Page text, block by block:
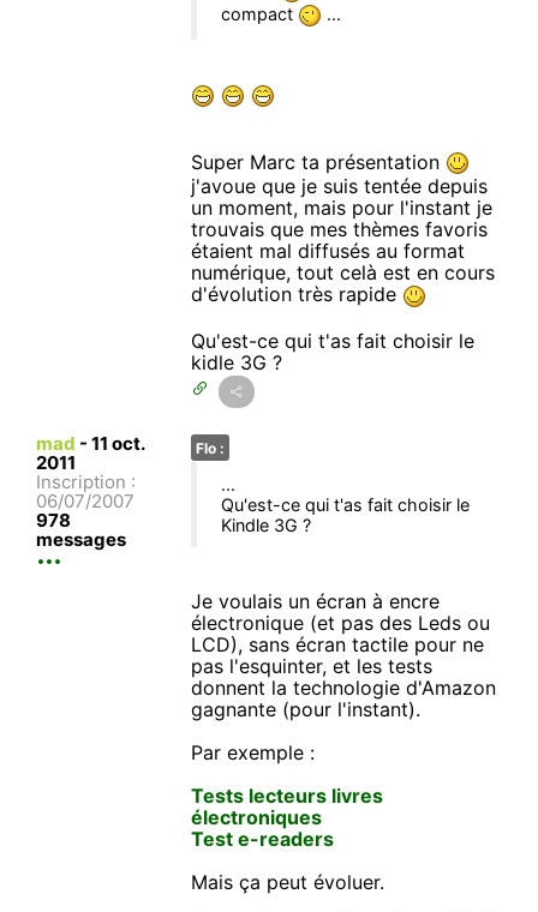
compact
...
Super Marc ta présentation
j'avoue que je suis tentée depuis
un moment, mais pour l'instant je
trouvais que mes thèmes favoris
étaient mal diffusés au format
numérique, tout celà est en cours
d'évolution très rapide
Qu'est-ce qui t'as fait choisir le
kidle 3G ?
mad - 11 oct.
2011
Inscription :
06/07/2007
978
messages
Flo :
...
Qu'est-ce qui t'as fait choisir le
Kindle 3G ?
Je voulais un écran à encre
électronique (et pas des Leds ou
LCD), sans écran tactile pour ne
pas l'esquinter, et les tests
donnent la technologie d'Amazon
gagnante (pour l'instant).
Par exemple :
Tests lecteurs livres
électroniques
Test e-readers
Mais ça peut évoluer.